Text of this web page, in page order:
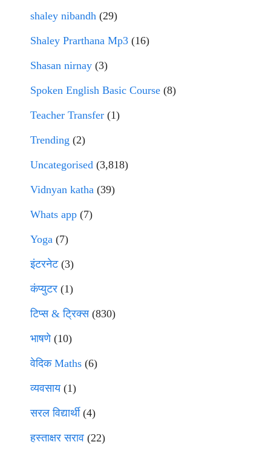
shaley nibandh (29)
Shaley Prarthana Mp3 (16)
Shasan nirnay (3)
Spoken English Basic Course (8)
Teacher Transfer (1)
Trending (2)
Uncategorised (3,818)
Vidnyan katha (39)
Whats app (7)
Yoga (7)
इंटरनेट(3)
कंप्युटर (1)
टिप्स & ट्रिक्स(830)
भाषणे(10)
वेदिक Maths (6)
व्यवसाय(1)
सरल विद्यार्थी(4)
हस्ताक्षर सराव (22)